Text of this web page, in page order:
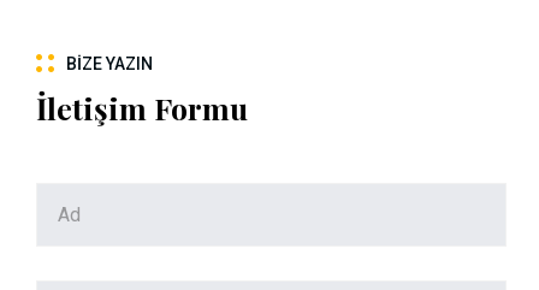
BIZE YAZIN
İletişim Formu